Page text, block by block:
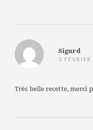
Sigurd
3
Très belle recette, merci